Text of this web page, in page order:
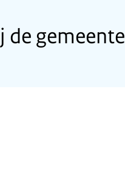
de gemeente